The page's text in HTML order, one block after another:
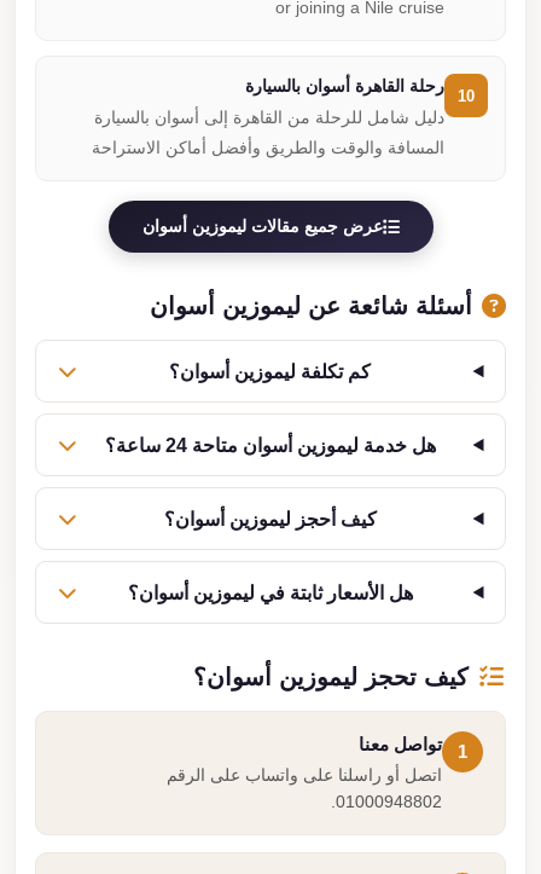
or joining a Nile cruise
10
رحلة القاهرة أسوان بالسيارة
دليل شامل للرحلة من القاهرة إلى أسوان بالسيارة
المسافة والوقت والطريق وأفضل أماكن الاستراحة
عرض جميع مقالات ليموزين أسوان
أسئلة شائعة عن ليموزين أسوان
كم تكلفة ليموزين أسوان؟
هل خدمة ليموزين أسوان متاحة 24 ساعة؟
كيف أحجز ليموزين أسوان؟
هل الأسعار ثابتة في ليموزين أسوان؟
كيف تحجز ليموزين أسوان؟
1
تواصل معنا
اتصل أو راسلنا على واتساب على الرقم
01000948802.